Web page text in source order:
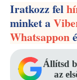
Iratkozz fel
minket a
Whatsappon
Állítsd
az